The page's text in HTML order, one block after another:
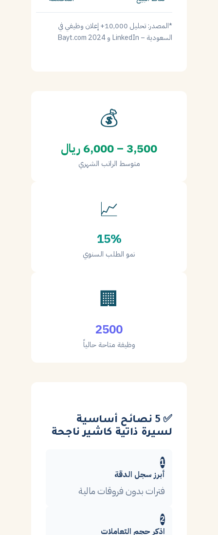
*المصدر: تحليل 10,000+ إعلان وظيفي في
السعودية – LinkedIn و Bayt.com 2024
💰
3,500 – 6,000 ريال
متوسط الراتب الشهري
📈
15%
نمو الطلب السنوي
🏢
2500
وظيفة متاحة حالياً
✅ 5 نصائح أساسية
لسيرة ذاتية كاشير ناجحة
1
أبرز سجل الدقة
فترات بدون فروقات مالية
2
اذكر حجم التعاملات